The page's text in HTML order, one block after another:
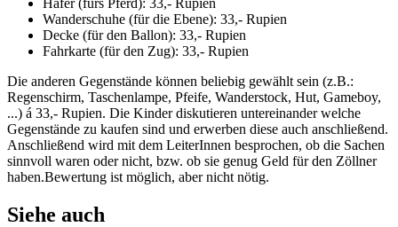
Wanderschuhe (für die Ebene): 33,- Rupien
Decke (für den Ballon): 33,- Rupien
Fahrkarte (für den Zug): 33,- Rupien
Die anderen Gegenstände können beliebig gewählt sein (z.B.:
Regenschirm, Taschenlampe, Pfeife, Wanderstock, Hut, Gameboy,
...) á 33,- Rupien. Die Kinder diskutieren untereinander welche
Gegenstände zu kaufen sind und erwerben diese auch anschließend.
Anschließend wird mit dem LeiterInnen besprochen, ob die Sachen
sinnvoll waren oder nicht, bzw. ob sie genug Geld für den Zöllner
haben.Bewertung ist möglich, aber nicht nötig.
Siehe auch